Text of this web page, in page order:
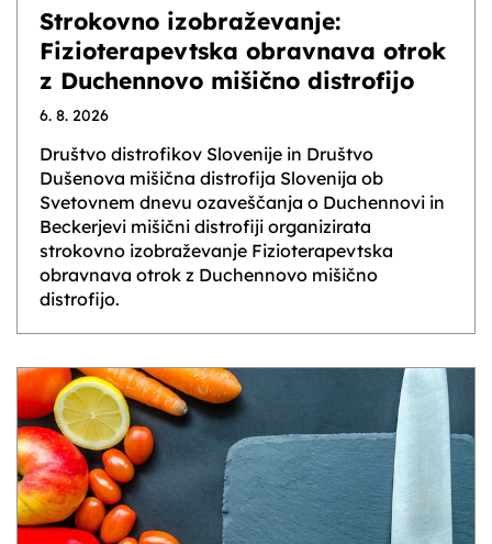
Strokovno izobraževanje:
Fizioterapevtska obravnava otrok
z Duchennovo mišično distrofijo
6. 8. 2026
Društvo distrofikov Slovenije in Društvo
Dušenova mišična distrofija Slovenija ob
Svetovnem dnevu ozaveščanja o Duchennovi in
Beckerjevi mišični distrofiji organizirata
strokovno izobraževanje Fizioterapevtska
obravnava otrok z Duchennovo mišično
distrofijo.